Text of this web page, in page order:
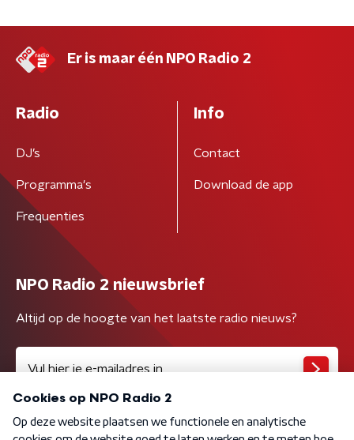
Er is maar één NPO Radio 2
Radio
DJ’s
Programma's
Frequenties
Info
Contact
Download de app
NPO Radio 2 nieuwsbrief
Altijd op de hoogte van het laatste radio nieuws?